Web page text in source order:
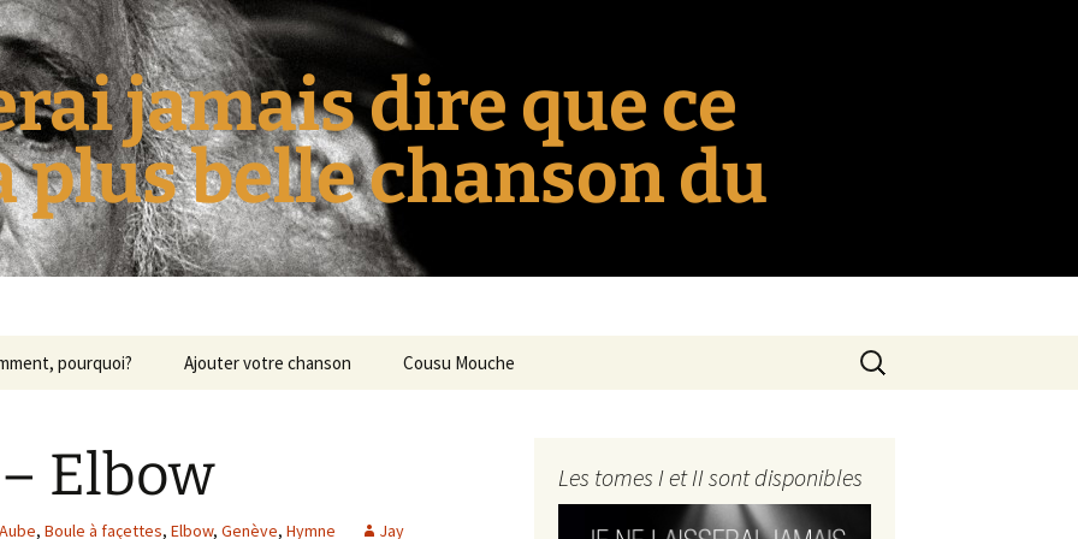
jamais dire que ce
plus belle chanson du
pourquoi? Ajouter votre chanson Cousu Mouche
Rechercher :
Elbow
Aube, Boule à façettes, Elbow, Genève, Hymne
Jay
Les tomes I et II sont disponibles